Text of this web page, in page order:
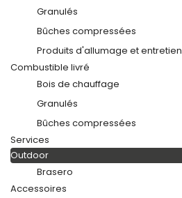
Granulés
Bûches compressées
Produits d'allumage et entretien
Combustible livré
Bois de chauffage
Granulés
Bûches compressées
Services
Outdoor
Brasero
Accessoires